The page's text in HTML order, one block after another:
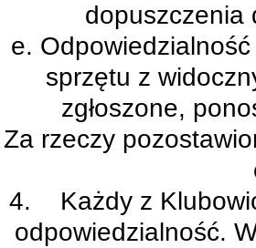
dopuszczenia
e.
sprzętu z
zgłoszone,
Za rzeczy
4. Każdy z
odpowiedzialność.